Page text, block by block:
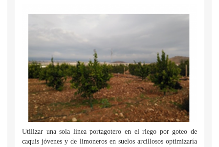
Utilizar una sola línea portagotero en el riego por goteo de
caquis jóvenes y de limoneros en suelos arcillosos optimizaría